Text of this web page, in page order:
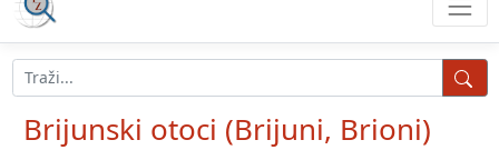
Brijunski otoci (Brijuni, Brioni)